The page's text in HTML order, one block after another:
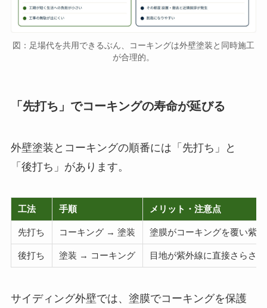
図：足場代を共用できるぶん、コーキングは外壁塗装と同時施工
が合理的。
「先打ち」でコーキングの寿命が延びる
外壁塗装とコーキングの順番には「先打ち」と
「後打ち」があります。
工法 手順 メリット・注意点
先打ち コーキング → 塗装 塗膜がコーキングを覆い紫
後打ち 塗装 → コーキング 目地が紫外線に直接さらさ
サイディング外壁では、塗膜でコーキングを保護